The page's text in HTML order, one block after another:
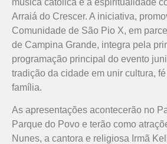
Arraiá do Crescer. A iniciativa,
Comunidade de São Pio X, em
de Campina Grande, integra pela
programação principal do evento
tradição da cidade em unir cultura,
família.
As apresentações acontecerão no
Parque do Povo e terão como
Nunes, a cantora e religiosa Irmã